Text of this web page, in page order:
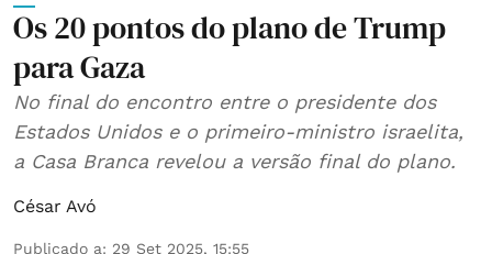
Os 20 pontos do plano de Trump
para Gaza
No final do encontro entre o presidente dos
Estados Unidos e o primeiro-ministro israelita,
a Casa Branca revelou a versão final do plano.
César Avó
Publicado a: 29 Set 2025, 15:55